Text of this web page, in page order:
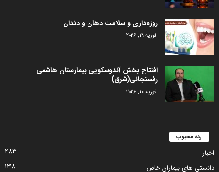
روزه‌داری و سلامت دهان و دندان
فوریه 19, 2026
افتتاح بخش آندوسکوپی بیمارستان هاشمی
رفسنجانی(شرق)
فوریه 10, 2026
رده محبوب
اخبار
283
دانستی های بیماران خاص
138